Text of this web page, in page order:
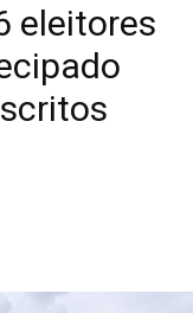
eleitores